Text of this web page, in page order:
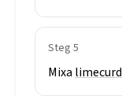
Steg 5
Mixa limecurd